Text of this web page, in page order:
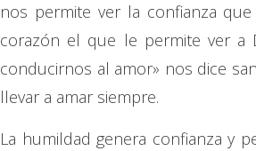
nos permite ver la confianza
corazón el que le permite ver a
conducirnos al amor» nos dice
llevar a amar siempre.
La humildad genera confianza y